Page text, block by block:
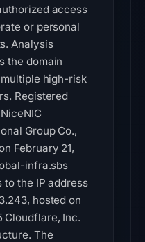
access
or personal
Analysis
the domain
high-risk
Registered
Group Co.,
February 21,
infra.sbs
to the IP address
hosted on
Cloudflare, Inc.
The